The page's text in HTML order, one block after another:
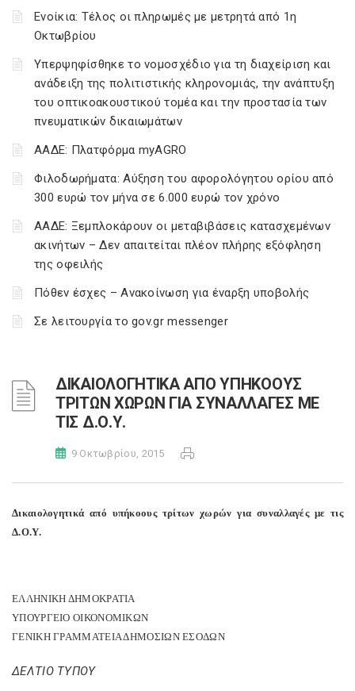
Ενοίκια: Τέλος οι πληρωμές με μετρητά από 1η
Οκτωβρίου
Υπερψηφίσθηκε το νομοσχέδιο για τη διαχείριση και
ανάδειξη της πολιτιστικής κληρονομιάς, την ανάπτυξη
του οπτικοακουστικού τομέα και την προστασία των
πνευματικών δικαιωμάτων
ΑΑΔΕ: Πλατφόρμα myAGRO
Φιλοδωρήματα: Αύξηση του αφορολόγητου ορίου από
300 ευρώ τον μήνα σε 6.000 ευρώ τον χρόνο
ΑΑΔΕ: Ξεμπλοκάρουν οι μεταβιβάσεις κατασχεμένων
ακινήτων – Δεν απαιτείται πλέον πλήρης εξόφληση
της οφειλής
Πόθεν έσχες – Ανακοίνωση για έναρξη υποβολής
Σε λειτουργία το gov.gr messenger
ΔΙΚΑΙΟΛΟΓΗΤΙΚΑ ΑΠΟ ΥΠΗΚΟΟΥΣ
ΤΡΙΤΩΝ ΧΩΡΩΝ ΓΙΑ ΣΥΝΑΛΛΑΓΕΣ ΜΕ
ΤΙΣ Δ.Ο.Υ.
9 Οκτωβρίου, 2015
Δικαιολογητικά από υπήκοους τρίτων χωρών για συναλλαγές με τις
Δ.Ο.Υ.
ΕΛΛΗΝΙΚΗ ΔΗΜΟΚΡΑΤΙΑ
ΥΠΟΥΡΓΕΙΟ ΟΙΚΟΝΟΜΙΚΩΝ
ΓΕΝΙΚΗ ΓΡΑΜΜΑΤΕΙΑ ΔΗΜΟΣΙΩΝ ΕΣΟΔΩΝ
ΔΕΛΤΙΟ ΤΥΠΟΥ